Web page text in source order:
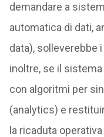
demandare a
automatica di dati,
data), solleverebbe
inoltre, se il
con algoritmi per
(analytics) e
la ricaduta